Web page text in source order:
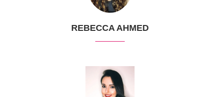
REBECCA AHMED